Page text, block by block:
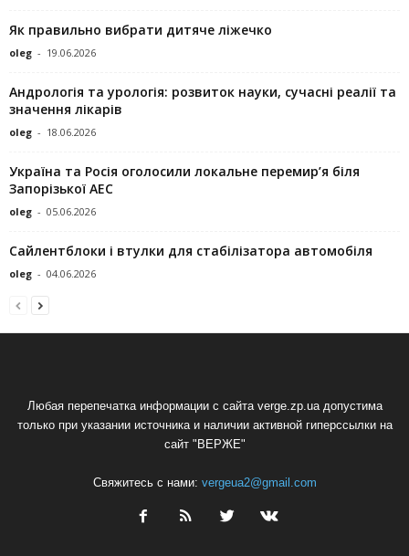
Як правильно вибрати дитяче ліжечко
oleg - 19.06.2026
Андрологія та урологія: розвиток науки, сучасні реалії та
значення лікарів
oleg - 18.06.2026
Україна та Росія оголосили локальне перемир’я біля
Запорізької АЕС
oleg - 05.06.2026
Сайлентблоки і втулки для стабілізатора автомобіля
oleg - 04.06.2026
Любая перепечатка информации с сайта verge.zp.ua допустима
только при указании источника и наличии активной гиперссылки на
сайт "ВЕРЖЕ"
Свяжитесь с нами: vergeua2@gmail.com